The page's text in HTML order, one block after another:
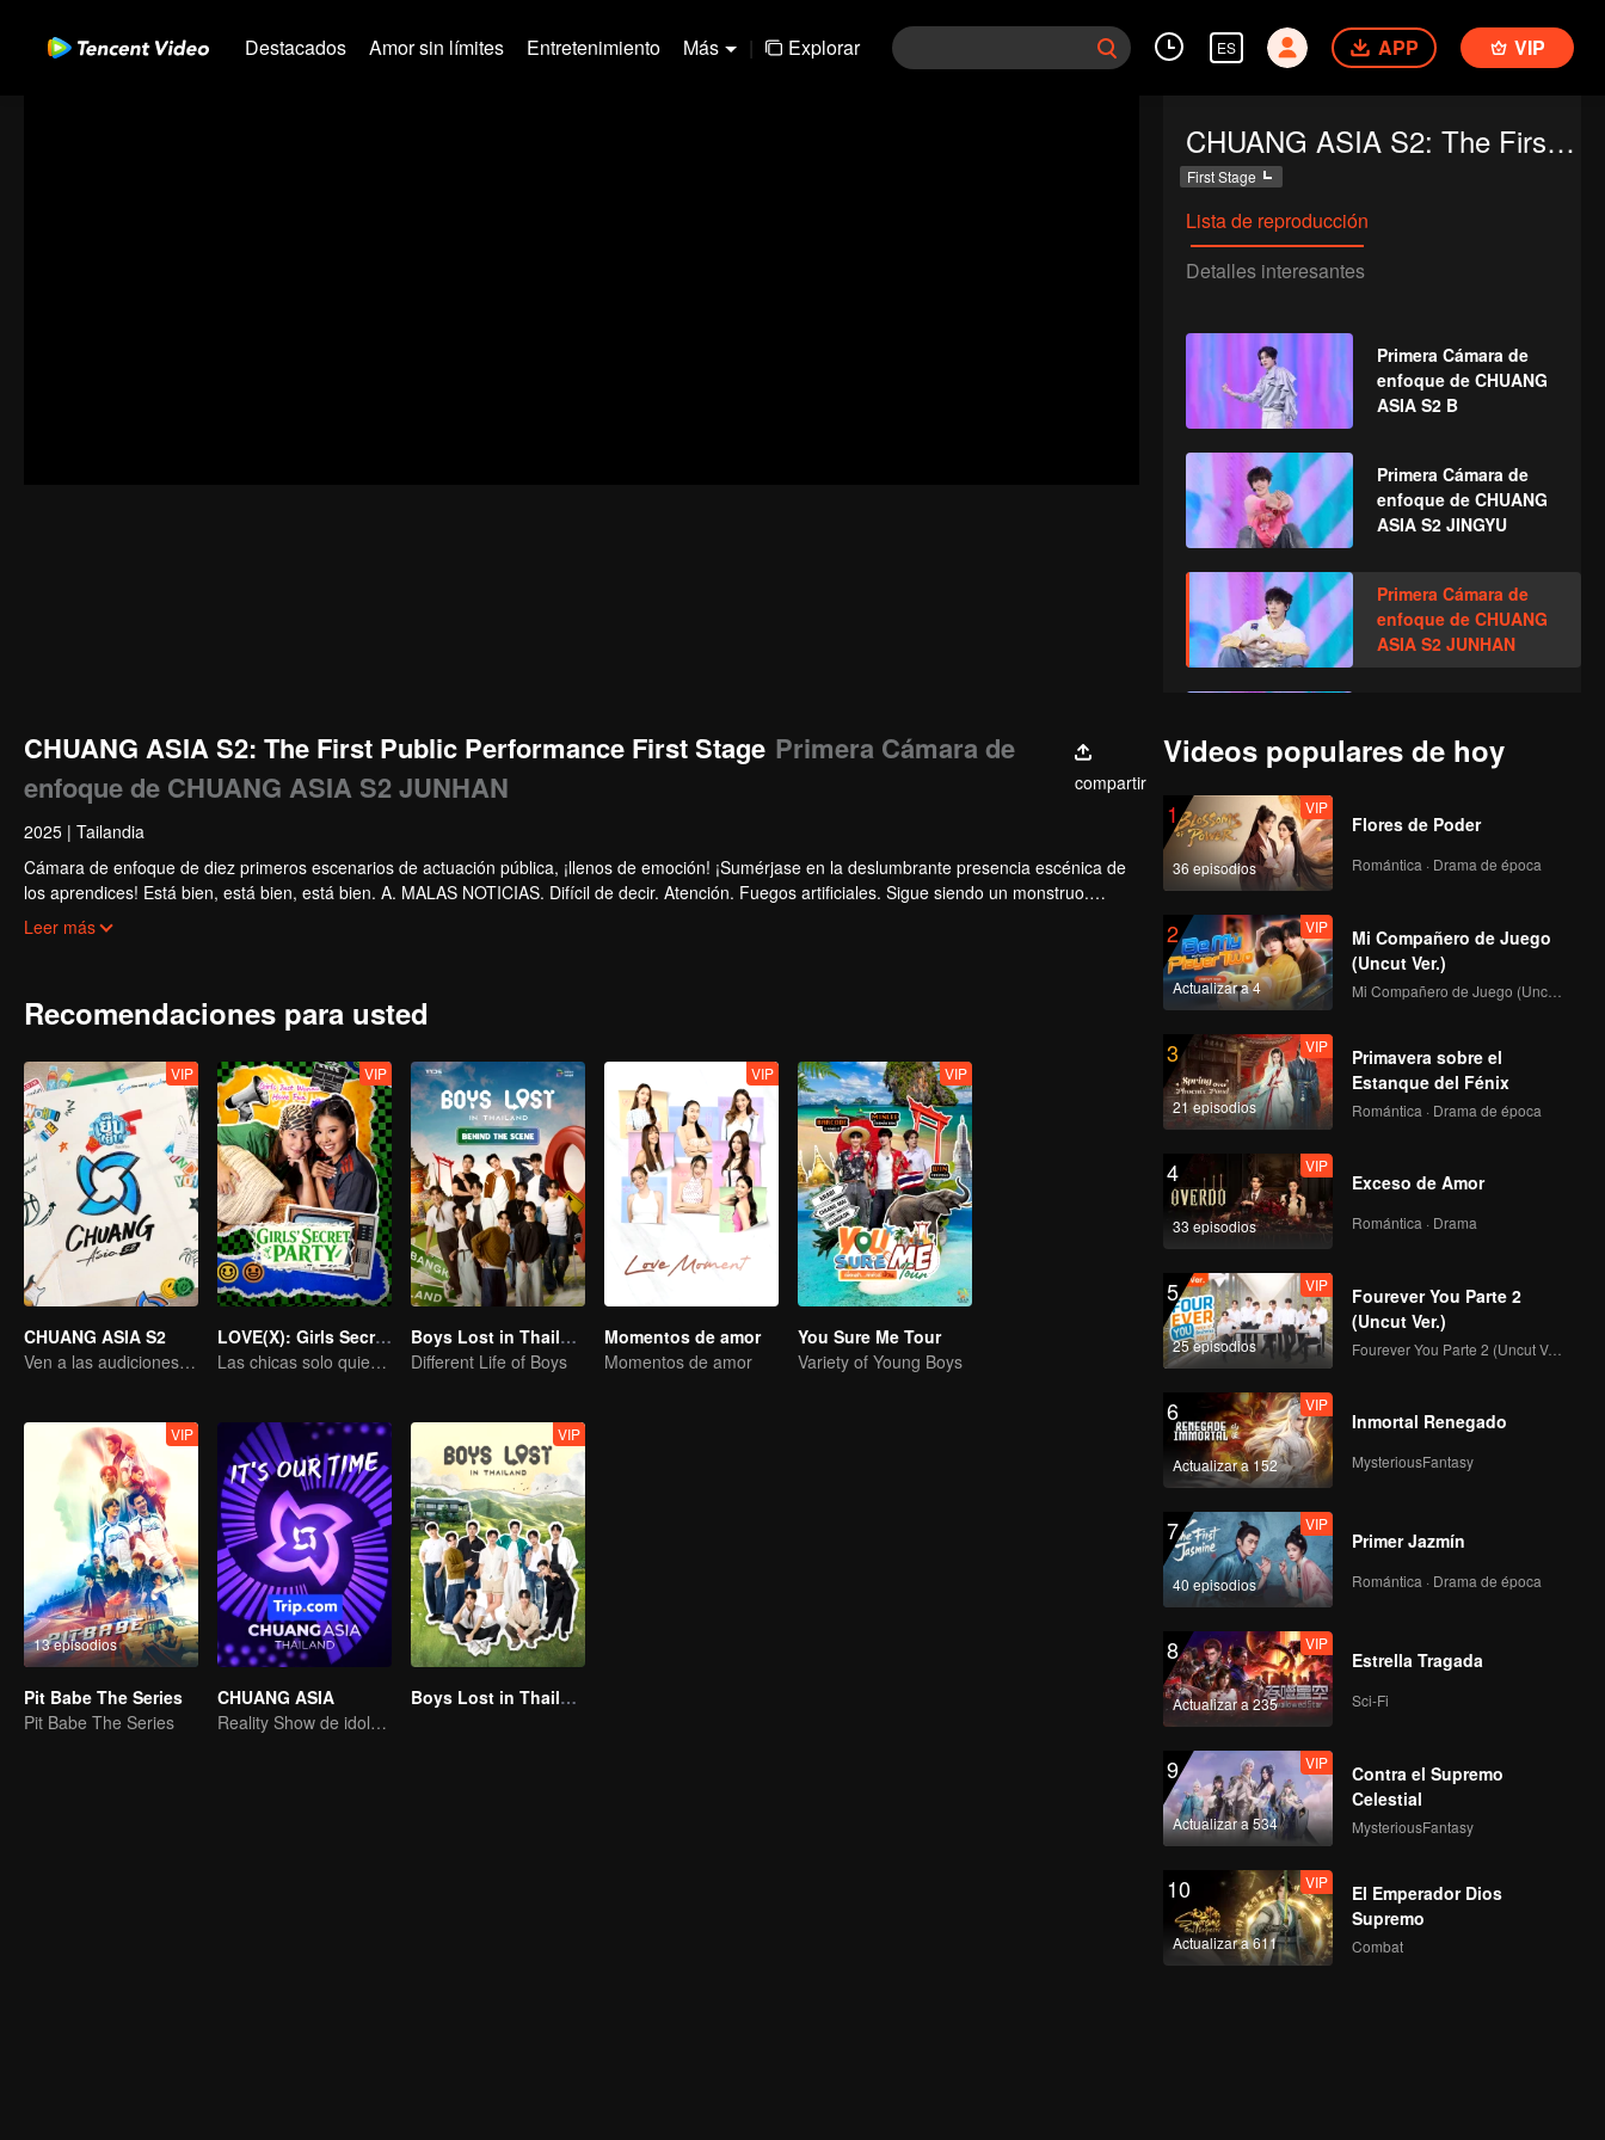
Destacados Amor sin límites Entretenimiento Más | Explorar ES APP VIP
CHUANG ASIA S2: The First Public Performance
First Stage
Lista de reproducción
Detalles interesantes
Primera Cámara de
enfoque de CHUANG
ASIA S2 B
Primera Cámara de
enfoque de CHUANG
ASIA S2 JINGYU
Primera Cámara de
enfoque de CHUANG
ASIA S2 JUNHAN
enfoque de CHUANG
ASIA S2 OMAR
Primera Cámara de
enfoque de CHUANG
Primera Cámara de
enfoque de CHUANG
ASIA S2 GORDON
Primera Cámara de
enfoque de CHUANG
ASIA S2 HU YETAO
Primera Cámara de
enfoque de CHUANG
Primera Cámara de
enfoque de CHUANG
ASIA S2 BIANURA
Primera Cámara de
enfoque de CHUANG
Primera Cámara de
enfoque de CHUANG
Primera Cámara de
enfoque de CHUANG
Primera Cámara de
enfoque de CHUANG
ASIA S2 SICHEN
Primera Cámara de
enfoque de CHUANG
ASIA S2 MYST
CHUANG ASIA S2: The First Public Performance First Stage Primera Cámara de
enfoque de CHUANG ASIA S2 JUNHAN
compartir
2025 | Tailandia
Cámara de enfoque de diez primeros escenarios de actuación pública, ¡llenos de emoción! ¡Sumérjase en la deslumbrante presencia escénica de
los aprendices! Está bien, está bien, está bien. A. MALAS NOTICIAS. Difícil de decir. Atención. Fuegos artificiales. Sigue siendo un monstruo.
Súper. Amor verdadero. Bajo el camino de la luna.
Leer más
Recomendaciones para usted
VIP
CHUANG ASIA S2
Ven a las audiciones asiáticas y elige a tu ídolo
VIP
LOVE(X): Girls Secret Party
Las chicas solo quieren divertirse
Boys Lost in Thailand·Behind the Scene
Different Life of Boys
VIP
Momentos de amor
Momentos de amor
VIP
You Sure Me Tour
Variety of Young Boys
13 episodios
VIP
Pit Babe The Series
Pit Babe The Series
CHUANG ASIA
Reality Show de idols femeninas
VIP
Boys Lost in Thailand
Videos populares de hoy
1
36 episodios
VIP
Flores de Poder
Romántica · Drama de época
2
Actualizar a 4
VIP
Mi Compañero de Juego
(Uncut Ver.)
Mi Compañero de Juego (Uncut Ver.)
3
21 episodios
VIP
Primavera sobre el
Estanque del Fénix
Romántica · Drama de época
4
33 episodios
VIP
Exceso de Amor
Romántica · Drama
5
25 episodios
VIP
Fourever You Parte 2
(Uncut Ver.)
Fourever You Parte 2 (Uncut Ver.)
6
Actualizar a 152
VIP
Inmortal Renegado
MysteriousFantasy
7
40 episodios
VIP
Primer Jazmín
Romántica · Drama de época
8
Actualizar a 235
VIP
Estrella Tragada
Sci-Fi
9
Actualizar a 534
VIP
Contra el Supremo
Celestial
MysteriousFantasy
10
Actualizar a 611
VIP
El Emperador Dios
Supremo
Combat